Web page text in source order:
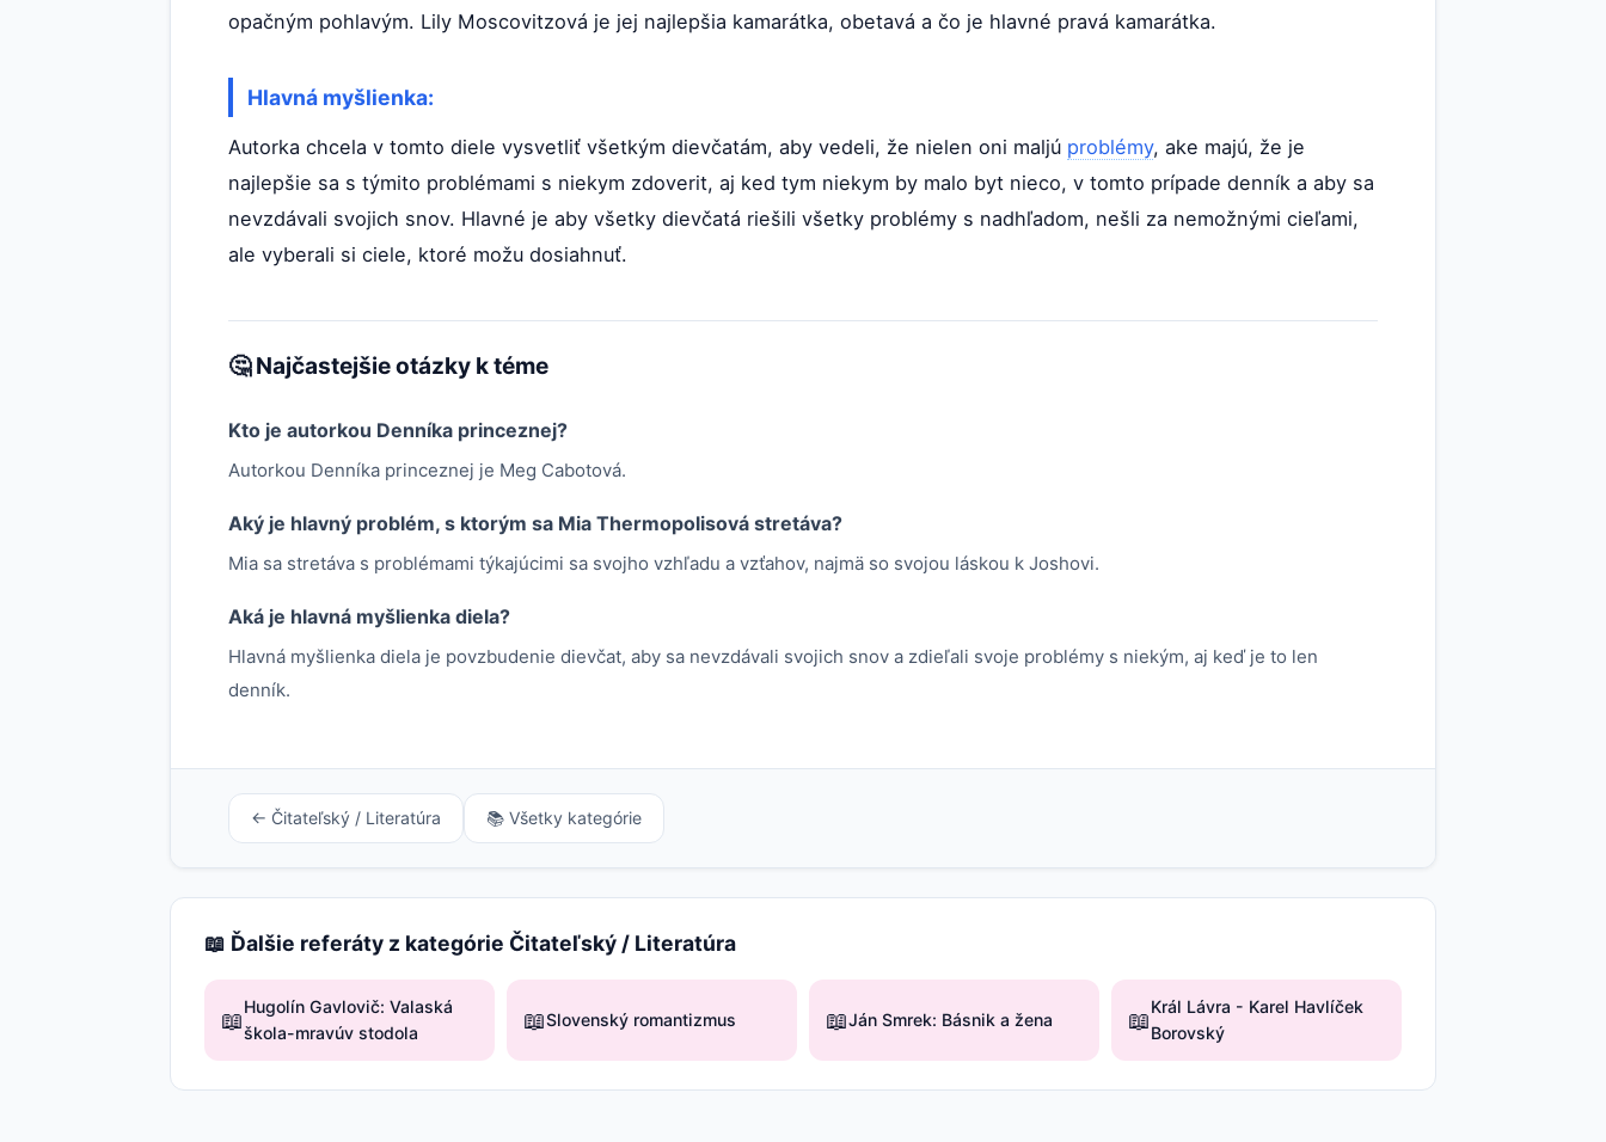
opačným pohlavým. Lily Moscovitzová je jej najlepšia kamarátka, obetavá a čo je hlavné pravá kamarátka.
Hlavná myšlienka:
Autorka chcela v tomto diele vysvetliť všetkým dievčatám, aby vedeli, že nielen oni maljú problémy, ake majú, že je
najlepšie sa s týmito problémami s niekym zdoverit, aj ked tym niekym by malo byt nieco, v tomto prípade denník a aby sa
nevzdávali svojich snov. Hlavné je aby všetky dievčatá riešili všetky problémy s nadhľadom, nešli za nemožnými cieľami,
ale vyberali si ciele, ktoré možu dosiahnuť.
🤔 Najčastejšie otázky k téme
Kto je autorkou Denníka princeznej?
Autorkou Denníka princeznej je Meg Cabotová.
Aký je hlavný problém, s ktorým sa Mia Thermopolisová stretáva?
Mia sa stretáva s problémami týkajúcimi sa svojho vzhľadu a vzťahov, najmä so svojou láskou k Joshovi.
Aká je hlavná myšlienka diela?
Hlavná myšlienka diela je povzbudenie dievčat, aby sa nevzdávali svojich snov a zdieľali svoje problémy s niekým, aj keď je to len
denník.
← Čitateľský / Literatúra 📚 Všetky kategórie
📖 Ďalšie referáty z kategórie Čitateľský / Literatúra
📖Hugolín Gavlovič: Valaská
škola-mravúv stodola
📖Slovenský romantizmus 📖Ján Smrek: Básnik a žena 📖Král Lávra - Karel Havlíček
Borovský